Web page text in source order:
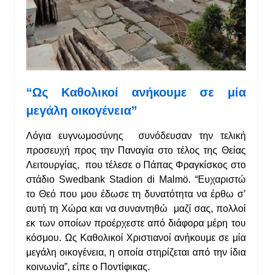
“Ως Καθολικοί ανήκουμε σε μία
μεγάλη οικογένεια”
Λόγια ευγνωμοσύνης συνόδευσαν την τελική
προσευχή προς την Παναγία στο τέλος της Θείας
Λειτουργίας, που τέλεσε ο Πάπας Φραγκίσκος στο
στάδιο Swedbank Stadion di Malmö. “Ευχαριστώ
το Θεό που μου έδωσε τη δυνατότητα να έρθω σ’
αυτή τη Χώρα και να συναντηθώ μαζί σας, πολλοί
εκ των οποίων προέρχεστε από διάφορα μέρη του
κόσμου. Ως Καθολικοί Χριστιανοί ανήκουμε σε μία
μεγάλη οικογένεια, η οποία στηρίζεται από την ίδια
κοινωνία”, είπε ο Ποντίφικας.